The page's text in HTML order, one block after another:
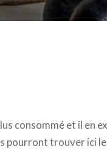
consommé et il
pourront trouver ici